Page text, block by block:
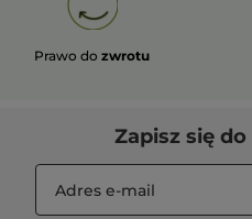
Prawo dozwrotu
Zapisz się